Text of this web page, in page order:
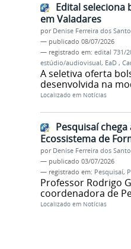
Edital seleciona
em Valadares
por Denise Ferreira dos
— publicado 08/07/2026
— registrado em: edital 731/
estúdio/audiovisual, EaD ,
A seletiva oferta
desenvolvida na
Localizado em Notícias
Pesquisaí
Ecossistema de
por Denise Ferreira dos
— publicado 03/07/2026
— registrado em: Pesquisaí,
Professor Rodrigo
coordenadora de
Localizado em Notícias